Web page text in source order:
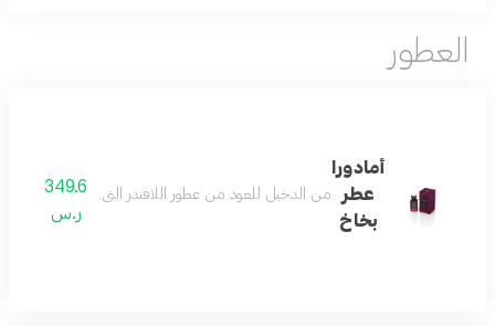
العطور
أمادورا
عطر
بخاخ
من الدخيل للعود من عطور اللافندر التي تفرد بتصنيعها كواحدة من اهم العطور التي تحتوي على العنبر الى جانب اللافندر هذا
349.6
ر.س